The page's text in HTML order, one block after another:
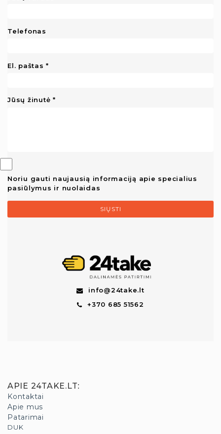
Telefonas
El. paštas
Jūsų žinutė
Noriu gauti naujausią informaciją apie specialius
pasiūlymus ir nuolaidas
SIŲSTI
info@24take.lt
+370 685 51562
APIE 24TAKE.LT:
Kontaktai
Apie mus
Patarimai
DUK